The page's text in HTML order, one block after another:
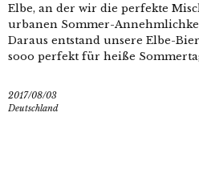
Elbe, an der wir die perfekte
urbanen Sommer-
Daraus entstand unsere Elbe-
sooo perfekt für heiße
2017/08/03
Deutschland